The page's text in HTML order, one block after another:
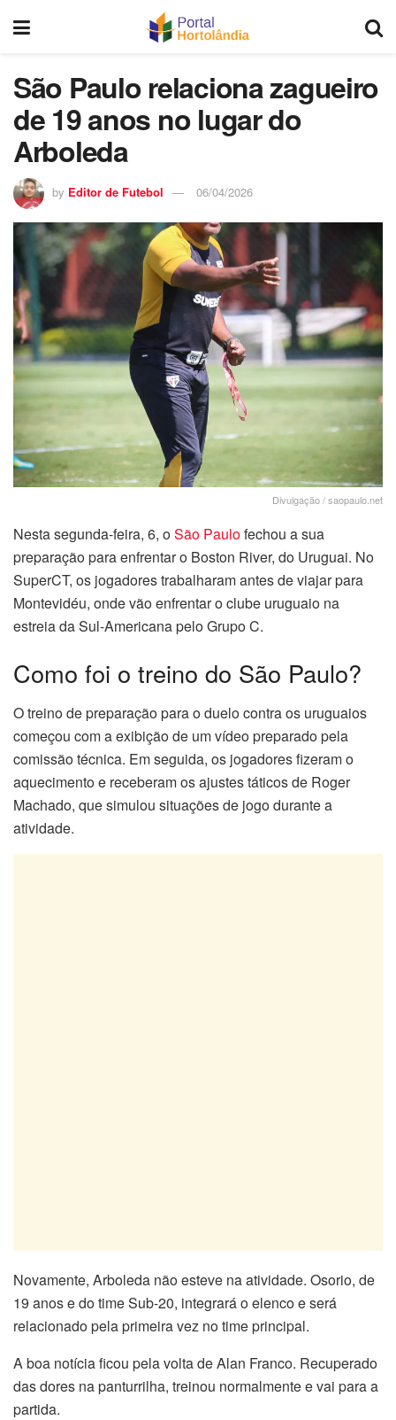
São Paulo relaciona zagueiro
de 19 anos no lugar do
Arboleda
by Editor de Futebol 06/04/2026
Divulgação / saopaulo.net
Nesta segunda-feira, 6, oSão Paulofechou a sua
preparação para enfrentar o Boston River, do Uruguai. No
SuperCT, os jogadores trabalharam antes de viajar para
Montevidéu, onde vão enfrentar o clube uruguaio na
estreia da Sul-Americana pelo Grupo C.
Como foi o treino do São Paulo?
O treino de preparação para o duelo contra os uruguaios
começou com a exibição de um vídeo preparado pela
comissão técnica. Em seguida, os jogadores fizeram o
aquecimento e receberam os ajustes táticos de Roger
Machado, que simulou situações de jogo durante a
atividade.
Novamente, Arboleda não esteve na atividade. Osorio, de
19 anos e do time Sub-20, integrará o elenco e será
relacionado pela primeira vez no time principal.
A boa notícia ficou pela volta de Alan Franco. Recuperado
das dores na panturrilha, treinou normalmente e vai para a
partida.